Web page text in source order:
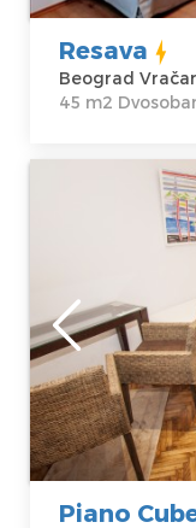
Resava
Beograd
45 m2
Studio
Beograd
Adresa:
Golsvordijeva
Cena40 €
Piano